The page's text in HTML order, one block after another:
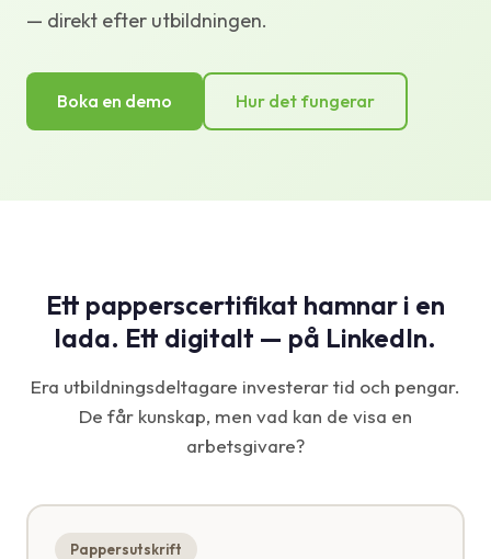
— direkt efter utbildningen.
Boka en demo Hur det fungerar
Ett papperscertifikat hamnar i en
lada. Ett digitalt — på LinkedIn.
Era utbildningsdeltagare investerar tid och pengar.
De får kunskap, men vad kan de visa en
arbetsgivare?
Pappersutskrift